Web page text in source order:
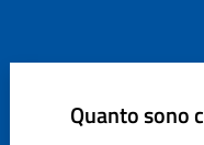
Quanto sono